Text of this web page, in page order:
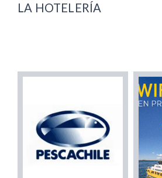
LA HOTELERÍA